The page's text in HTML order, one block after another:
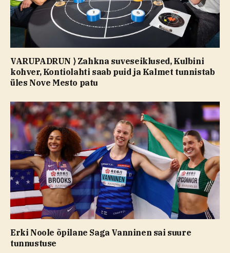
VARUPADRUN ⟩ Zahkna suveseiklused, Kulbini
kohver, Kontiolahti saab puid ja Kalmet tunnistab
üles Nove Mesto patu
Erki Noole õpilane Saga Vanninen sai suure
tunnustuse